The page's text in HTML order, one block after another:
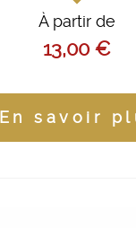
À partir de
13,00 €
En savoir